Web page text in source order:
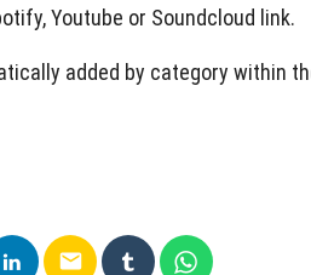
Youtube or Soundcloud link.
added by category within
email